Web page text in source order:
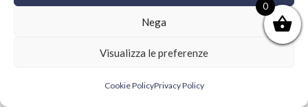
Nega
Visualizza le preferenze
Cookie PolicyPrivacy Policy
0